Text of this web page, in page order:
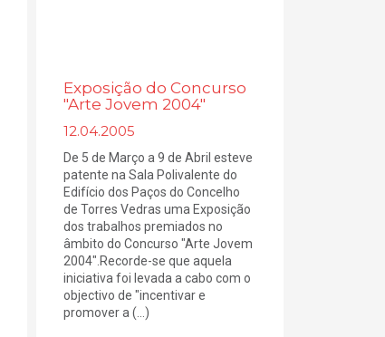
Exposição do Concurso
"Arte Jovem 2004"
12.04.2005
De 5 de Março a 9 de Abril esteve
patente na Sala Polivalente do
Edifício dos Paços do Concelho
de Torres Vedras uma Exposição
dos trabalhos premiados no
âmbito do Concurso "Arte Jovem
2004".Recorde-se que aquela
iniciativa foi levada a cabo com o
objectivo de "incentivar e
promover a (...)